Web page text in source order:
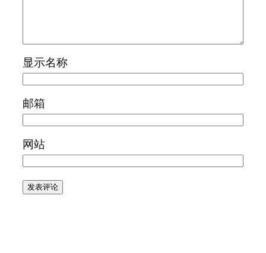
显示名称
邮箱
网站